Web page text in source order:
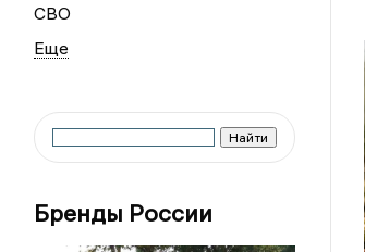
СВО
Бренды России